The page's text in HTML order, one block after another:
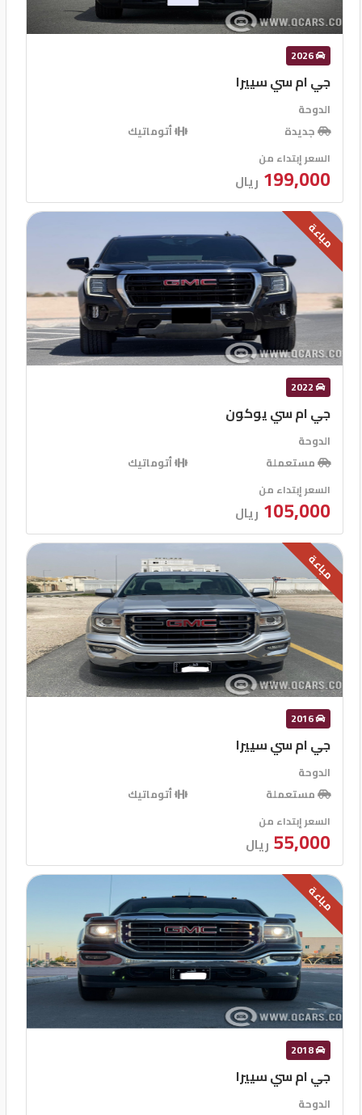
2026
جي ام سي سييرا
الدوحة
جديدة
أتوماتيك
السعر إبتداء من
199,000 ريال
مباعة
2022
جي ام سي يوكون
الدوحة
مستعملة
أتوماتيك
السعر إبتداء من
105,000 ريال
مباعة
2016
جي ام سي سييرا
الدوحة
مستعملة
أتوماتيك
السعر إبتداء من
55,000 ريال
مباعة
2018
جي ام سي سييرا
الدوحة